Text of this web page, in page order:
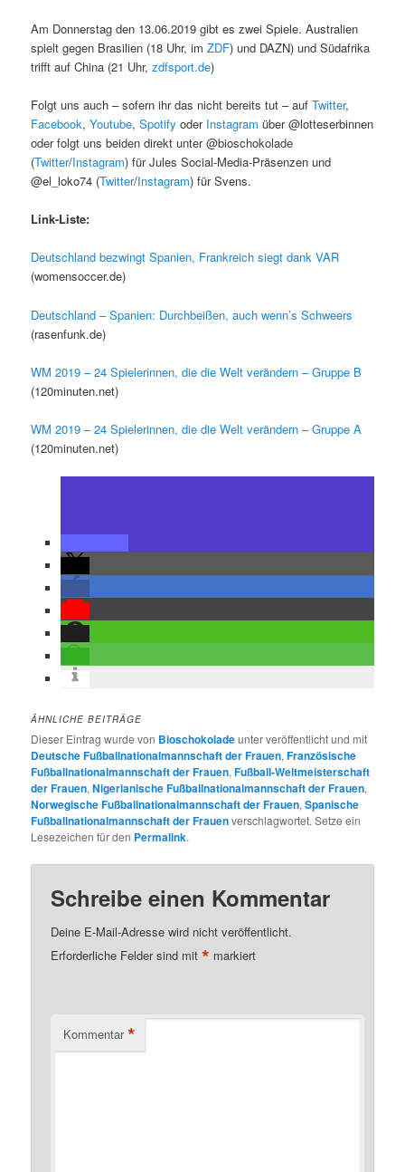
Am Donnerstag den 13.06.2019 gibt es zwei Spiele. Australien
spielt gegen Brasilien (18 Uhr, imZDF) und DAZN) und Südafrika
trifft auf China (21 Uhr,zdfsport.de)
Folgt uns auch – sofern ihr das nicht bereits tut – aufTwitter,
Facebook,Youtube,Spotify oder Instagram über @lotteserbinnen
oder folgt uns beiden direkt unter @bioschokolade
(Twitter/Instagram) für Jules Social-Media-Präsenzen und
@el_loko74 (Twitter/Instagram) für Svens.
Link-Liste:
Deutschland bezwingt Spanien, Frankreich siegt dank VAR
(womensoccer.de)
Deutschland – Spanien: Durchbeißen, auch wenn’s Schweers
(rasenfunk.de)
WM 2019 – 24 Spielerinnen, die die Welt verändern – Gruppe B
(120minuten.net)
WM 2019 – 24 Spielerinnen, die die Welt verändern – Gruppe A
(120minuten.net)
ÄHNLICHE BEITRÄGE
Dieser Eintrag wurde von Bioschokoladeunter veröffentlicht und mit
Deutsche Fußballnationalmannschaft der Frauen,Französische
Fußballnationalmannschaft der Frauen,Fußball-Weltmeisterschaft
der Frauen,Nigerianische Fußballnationalmannschaft der Frauen,
Norwegische Fußballnationalmannschaft der Frauen,Spanische
Fußballnationalmannschaft der Frauenverschlagwortet. Setze ein
Lesezeichen für den Permalink.
Schreibe einen Kommentar
Deine E-Mail-Adresse wird nicht veröffentlicht.
Erforderliche Felder sind mit* markiert
Kommentar *